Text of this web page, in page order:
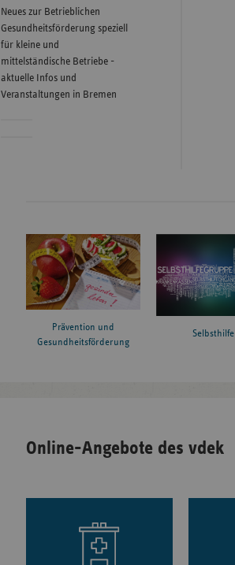
Neues zur Betrieblichen
Gesundheitsförderung speziell
für kleine und
mittelständische Betriebe -
aktuelle Infos und
Veranstaltungen in Bremen
Prävention und
Gesundheitsförderung
Selbsthilfe
Online-Angebote des vdek